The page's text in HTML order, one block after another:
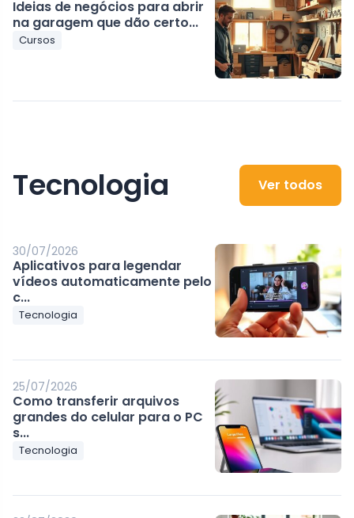
Ideias de negócios para abrir
na garagem que dão certo...
Cursos
Tecnologia Ver todos
30/07/2026
Aplicativos para legendar
vídeos automaticamente pelo
c...
Tecnologia
25/07/2026
Como transferir arquivos
grandes do celular para o PC
s...
Tecnologia